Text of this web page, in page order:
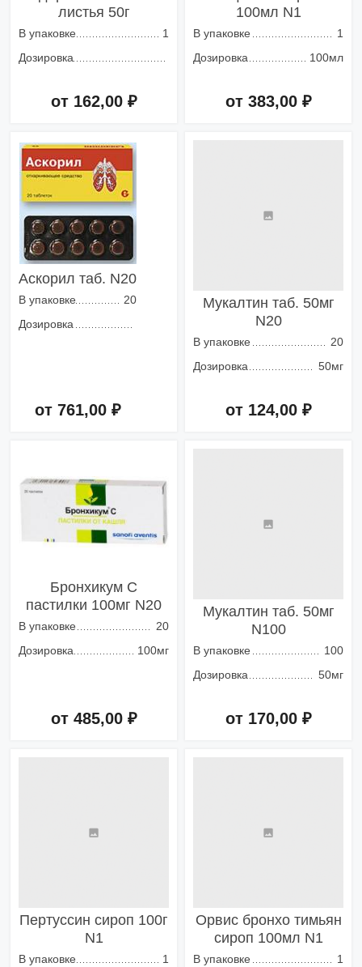
листья 50г
В упаковке
1
Дозировка
от 162,00 ₽
100мл N1
В упаковке
1
Дозировка
100мл
от 383,00 ₽
Аскорил таб. N20
В упаковке
20
Дозировка
от 761,00 ₽
Мукалтин таб. 50мг
N20
В упаковке
20
Дозировка
50мг
от 124,00 ₽
Бронхикум С
пастилки 100мг N20
В упаковке
20
Дозировка
100мг
от 485,00 ₽
Мукалтин таб. 50мг
N100
В упаковке
100
Дозировка
50мг
от 170,00 ₽
Пертуссин сироп 100г
N1
В упаковке
1
Орвис бронхо тимьян
сироп 100мл N1
В упаковке
1